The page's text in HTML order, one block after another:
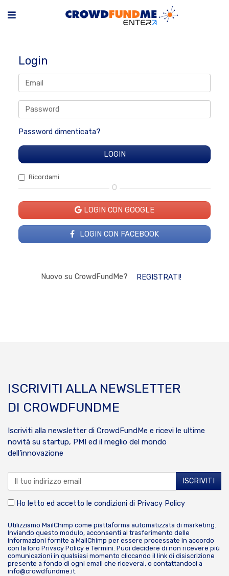
Login
Password dimenticata?
Ricordami
O
LOGIN CON GOOGLE
LOGIN CON FACEBOOK
Nuovo su CrowdFundMe? REGISTRATI!
ISCRIVITI ALLA NEWSLETTER
DI CROWDFUNDME
Iscriviti alla newsletter di CrowdFundMe e ricevi le ultime
novità su startup, PMI ed il meglio del mondo
dell’innovazione
Ho letto ed accetto le condizioni di Privacy Policy
Utilizziamo MailChimp come piattaforma automatizzata di marketing.
Inviando questo modulo, acconsenti al trasferimento delle
informazioni fornite a MailChimp per essere processate in accordo
con la loro Privacy Policy e Termini. Puoi decidere di non ricevere più
comunicazioni in qualsiasi momento cliccando il link di disiscrizione
presente a fondo di ogni email che riceverai, o contattandoci a
info@crowdfundme.it.